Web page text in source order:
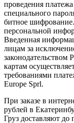
проведения
специального
битное
персональной
Введенная
лицам за
картам
требованиями
Europe Sprl.
При заказе в
рублей в
Груз доставляют до